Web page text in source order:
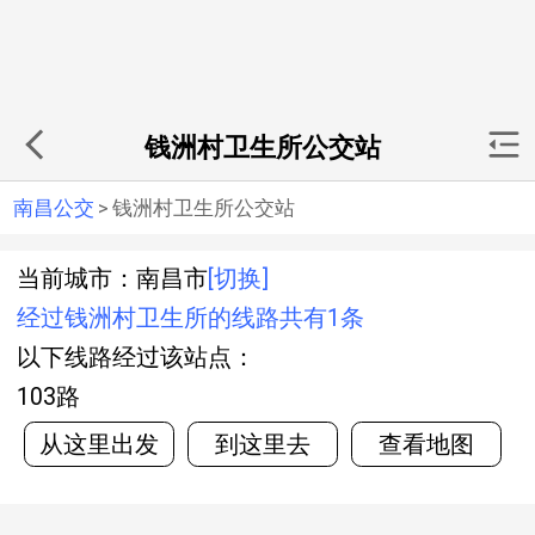
钱洲村卫生所公交站
南昌公交 > 钱洲村卫生所公交站
当前城市：南昌市 [切换]
经过钱洲村卫生所的线路共有1条
以下线路经过该站点：
103路
从这里出发
到这里去 查看地图